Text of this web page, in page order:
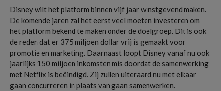
Disney wilt het platform binnen vijf jaar winstgevend maken.
De komende jaren zal het eerst veel moeten investeren om
het platform bekend te maken onder de doelgroep. Dit is ook
de reden dat er 375 miljoen dollar vrij is gemaakt voor
promotie en marketing. Daarnaast loopt Disney vanaf nu ook
jaarlijks 150 miljoen inkomsten mis doordat de samenwerking
met Netflix is beëindigd. Zij zullen uiteraard nu met elkaar
gaan concurreren in plaats van gaan samenwerken.